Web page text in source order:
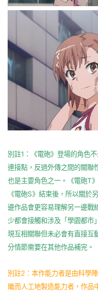
別註1：《電砲》登場的角色
連接點，反過外傳之間的關聯
也是主要角色之一。《電砲T
《電砲S》結束後，所以關於
邊作品會更容易理解另一邊
少都會接觸和涉及「學園都市
現互相關聯但未必會有直接互
分情節需要在其他作品補完。
別註2：本作能力者是由科學
繼而人工地製造能力者，作品